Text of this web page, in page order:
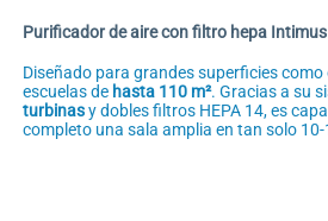
Purificador de aire con filtro hepa
Diseñado para grandes superficies
escuelas de hasta 110 m². Gracias a su
turbinasy dobles filtros HEPA 14, es
completo una sala amplia en tan solo